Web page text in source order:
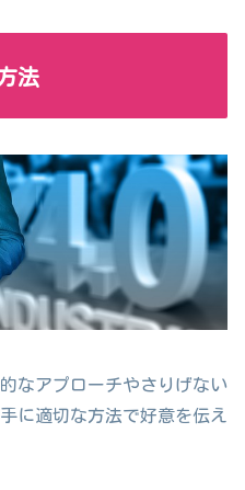
法
なアプローチやさりげない
に適切な方法で好意を伝え